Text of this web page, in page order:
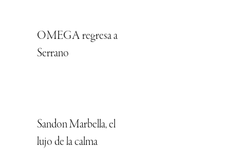
OMEGA regresa a
Serrano
Sandon Marbella, el
lujo de la calma